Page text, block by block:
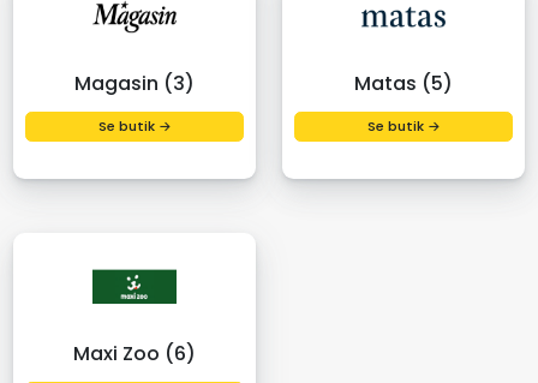
Magasin (3)
Se butik →
Matas (5)
Se butik →
Maxi Zoo (6)